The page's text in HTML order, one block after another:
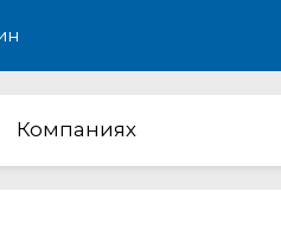
Компаниях